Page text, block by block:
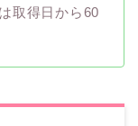
取得日から60